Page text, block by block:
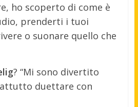
ho scoperto di come è
prenderti i tuoi
o suonare quello che
? “Mi sono divertito
duettare con